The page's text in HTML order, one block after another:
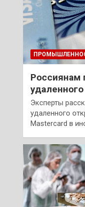
Россиянам
Эксперты
удаленного
Mastercard в